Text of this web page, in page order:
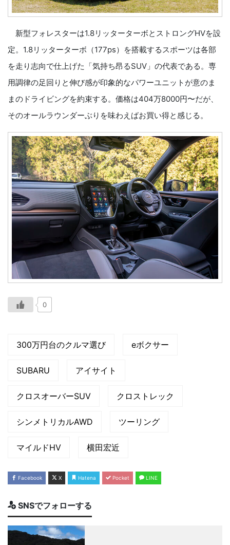
新型フォレスターは1.8リッターターボとストロングHVを設
定。1.8リッターターボ（177ps）を搭載するスポーツは各部
を走り志向で仕上げた「気持ち昂るSUV」の代表である。専
用調律の足回りと伸び感が印象的なパワーユニットが意のま
まのドライビングを約束する。価格は404万8000円〜だが、
そのオールラウンダーぶりを味わえばお買い得と感じる。
0
300万円台のクルマ選び eボクサー
SUBARU アイサイト
クロスオーバーSUV クロストレック
シンメトリカルAWD ツーリング
マイルドHV 横田宏近
Facebook X Hatena Pocket LINE
SNSでフォローする